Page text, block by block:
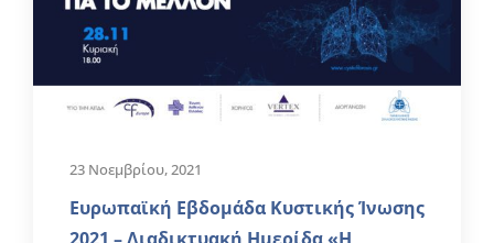
23 Νοεμβρίου, 2021
Ευρωπαϊκή Εβδομάδα Κυστικής Ίνωσης